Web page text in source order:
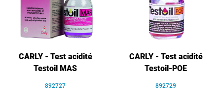
CARLY - Test acidité
Testoil MAS
892727
CARLY - Test acidité
Testoil-POE
892729